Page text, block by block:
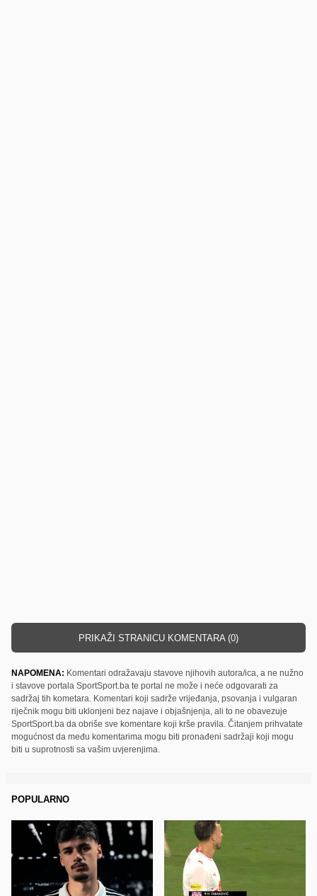
PRIKAŽI STRANICU KOMENTARA (0)
NAPOMENA: Komentari odražavaju stavove njihovih autora/ica, a ne nužno
i stavove portala SportSport.ba te portal ne može i neće odgovarati za
sadržaj tih kometara. Komentari koji sadrže vrijeđanja, psovanja i vulgaran
riječnik mogu biti uklonjeni bez najave i objašnjenja, ali to ne obavezuje
SportSport.ba da obriše sve komentare koji krše pravila. Čitanjem prihvatate
mogućnost da među komentarima mogu biti pronađeni sadržaji koji mogu
biti u suprotnosti sa vašim uvjerenjima.
POPULARNO